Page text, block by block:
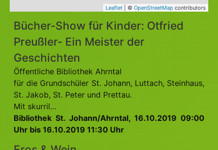
Leaflet | © OpenStreetMap contributors
Bücher-Show für Kinder: Otfried
Preußler- Ein Meister der
Geschichten
Öffentliche Bibliothek Ahrntal
für die Grundschüler St. Johann, Luttach, Steinhaus,
St. Jakob, St. Peter und Prettau.
Mit skurril…
Bibliothek St. Johann/Ahrntal, 16.10.2019 09:00
Uhr bis 16.10.2019 11:30 Uhr